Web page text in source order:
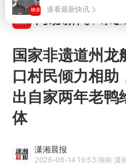
国家非遗道州龙
口村民倾力相助
出自家两年老鸭
体
潇湘晨报
2026-06-14 19:53·湖南·潇